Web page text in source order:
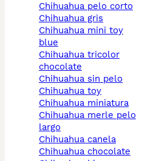
chihuahua pelo corto
chihuahua gris
chihuahua mini toy
blue
chihuahua tricolor
chocolate
chihuahua sin pelo
chihuahua toy
chihuahua miniatura
chihuahua merle pelo
largo
chihuahua canela
chihuahua chocolate